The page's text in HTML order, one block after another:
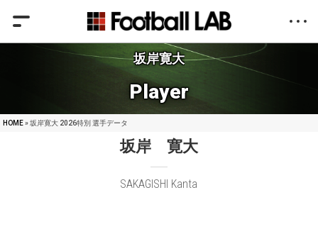
坂岸寛大
Player
HOME» 坂岸寛大 2026特別 選手データ
坂岸 寛大
SAKAGISHI Kanta